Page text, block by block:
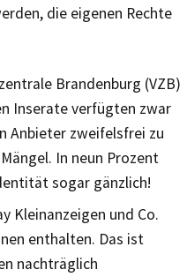
die eigenen Rechte
Brandenburg (VZB)
Inserate verfügten zwar
Anbieter zweifelsfrei zu
In neun Prozent
sogar gänzlich!
Kleinanzeigen und Co.
enthalten. Das ist
nachträglich